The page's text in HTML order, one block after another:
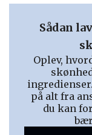
Sådan
Oplev,
på alt fra
du kan